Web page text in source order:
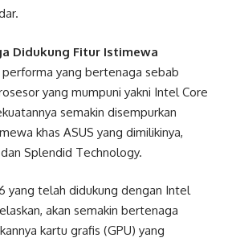
Didukung Fitur Istimewa
yang bertenaga sebab
yang mumpuni yakni Intel Core
semakin disempurkan
khas ASUS yang dimilikinya,
Splendid Technology.
yang telah didukung dengan Intel
akan semakin bertenaga
kartu grafis (GPU) yang